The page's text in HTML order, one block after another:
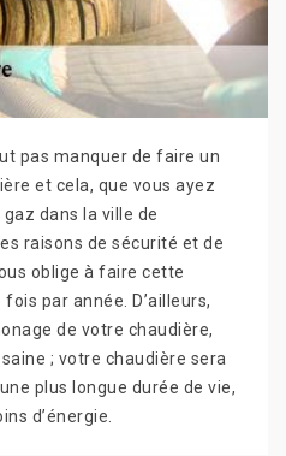
pas manquer de faire un
et cela, que vous ayez
dans la ville de
raisons de sécurité et de
oblige à faire cette
par année. D’ailleurs,
de votre chaudière,
; votre chaudière sera
plus longue durée de vie,
d’énergie.